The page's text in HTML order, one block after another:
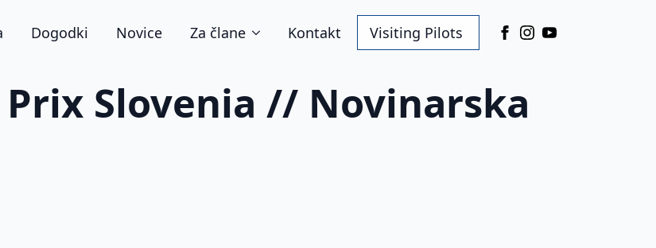
Dogodki Novice Za člane Kontakt Visiting Pilots
Slovenia // Novinarska